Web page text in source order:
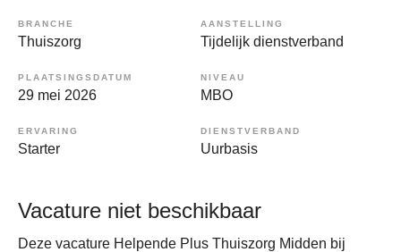
BRANCHE
Thuiszorg
AANSTELLING
Tijdelijk dienstverband
PLAATSINGSDATUM
29 mei 2026
NIVEAU
MBO
ERVARING
Starter
DIENSTVERBAND
Uurbasis
Vacature niet beschikbaar
Deze vacature Helpende Plus Thuiszorg Midden bij